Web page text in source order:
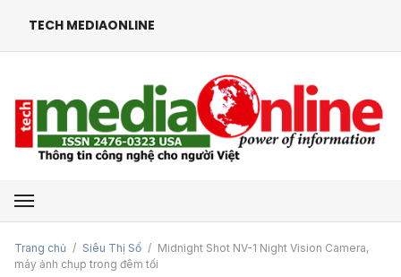
TECH MEDIAONLINE
Mở menu
Trang chủ / Siêu Thị Số / Midnight Shot NV-1 Night Vision Camera,
máy ảnh chụp trong đêm tối